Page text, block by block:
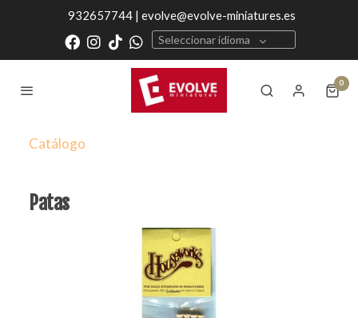
932657744 | evolve@evolve-miniatures.es
Seleccionar idioma
0
Catálogo
Patas